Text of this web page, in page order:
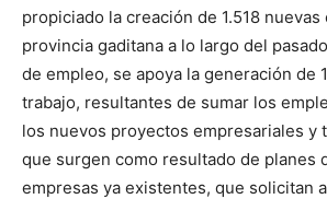
propiciado la creación de 1.518
provincia gaditana a lo largo del
de empleo, se apoya la generación de
trabajo, resultantes de sumar los
los nuevos proyectos empresariales y
que surgen como resultado de planes
empresas ya existentes, que solicitan